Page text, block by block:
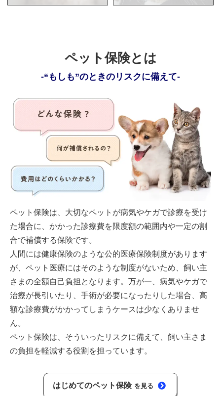
ペット保険とは
“もしも”のときのリスクに備えて
ペット保険は、大切なペットが病気やケガで診療を受け
た場合に、かかった診療費を限度額の範囲内や一定の割
合で補償する保険です。
人間には健康保険のような公的医療保険制度があります
が、ペット医療にはそのような制度がないため、飼い主
さまの全額自己負担となります。万が一、病気やケガで
治療が長引いたり、手術が必要になったりした場合、高
額な診療費がかかってしまうケースは少なくありませ
ん。
ペット保険は、そういったリスクに備えて、飼い主さま
の負担を軽減する役割を担っています。
はじめてのペット保険 を見る